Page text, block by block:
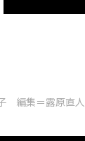
編集＝露原直人